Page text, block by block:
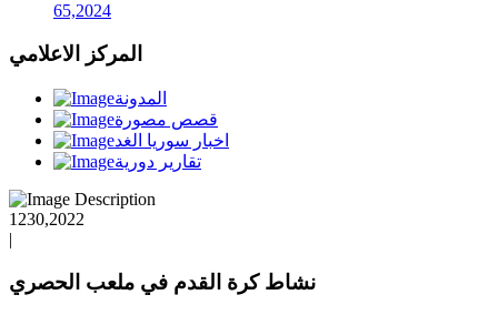
65,2024
المركز الاعلامي
المدونة
قصص مصورة
اخبار سوريا الغد
تقارير دورية
1230,2022
|
نشاط كرة القدم في ملعب الحصري